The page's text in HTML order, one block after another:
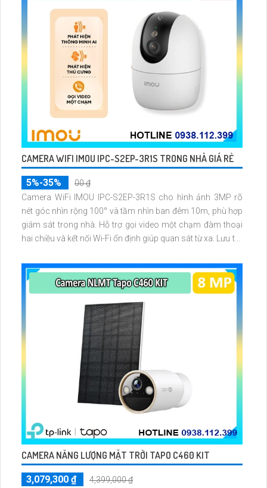
CAMERA WIFI IMOU IPC-S2EP-3R1S TRONG NHÀ GIÁ RẺ
5%-35%
00 ₫
Camera WiFi IMOU IPC-S2EP-3R1S cho hình ảnh 3MP rõ
nét góc nhìn rộng 100° và tầm nhìn ban đêm 10m, phù hợp
giám sát trong nhà. Hỗ trợ gọi video một chạm đàm thoại
hai chiều và kết nối Wi-Fi ổn định giúp quan sát từ xa. Lưu trữ
dễ lắp đặt cho gia đình và văn phòng nhỏ.
CAMERA NĂNG LƯỢNG MẶT TRỜI TAPO C460 KIT
3,079,300 ₫
4,399,000 ₫